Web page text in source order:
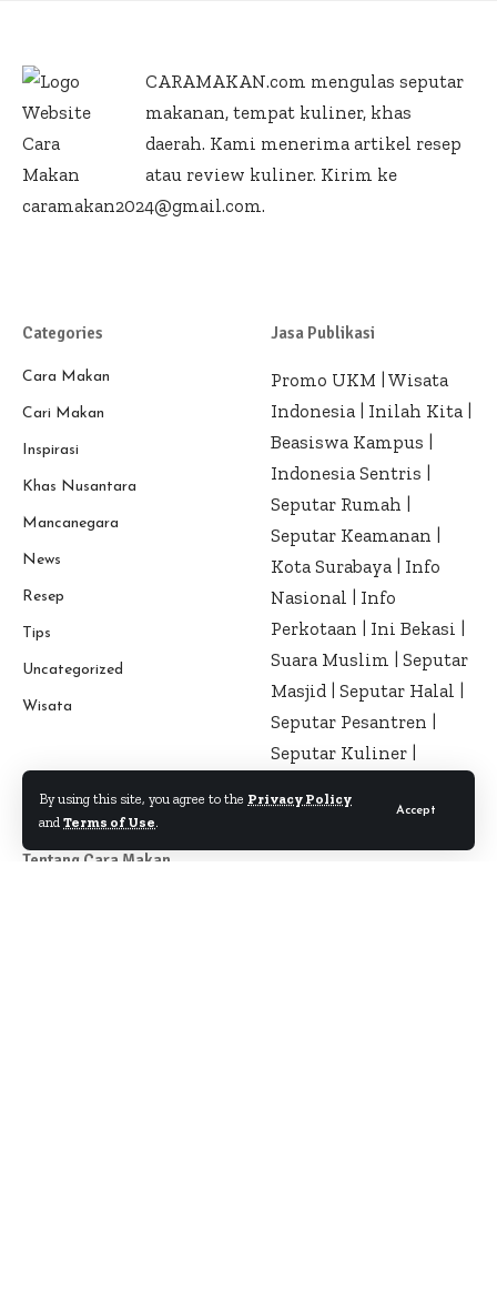
By using this site, you agree to the Privacy Policy
and Terms of Use.
Accept
CARAMAKAN.com mengulas seputar
makanan, tempat kuliner, khas
daerah. Kami menerima artikel resep
atau review kuliner. Kirim ke
caramakan2024@gmail.com.
Categories
Cara Makan
Cari Makan
Inspirasi
Khas Nusantara
Mancanegara
News
Resep
Tips
Uncategorized
Wisata
Jasa Publikasi
Promo UKM Wisata
Indonesia
Inilah Kita
Beasiswa Kampus
Indonesia Sentris
Seputar Rumah
Seputar Keamanan
Kota Surabaya
Info
Nasional
Info
Perkotaan
Ini Bekasi
Suara Muslim
Seputar
Masjid Seputar Halal
Seputar Pesantren
Seputar Kuliner
Tentang Cara Makan